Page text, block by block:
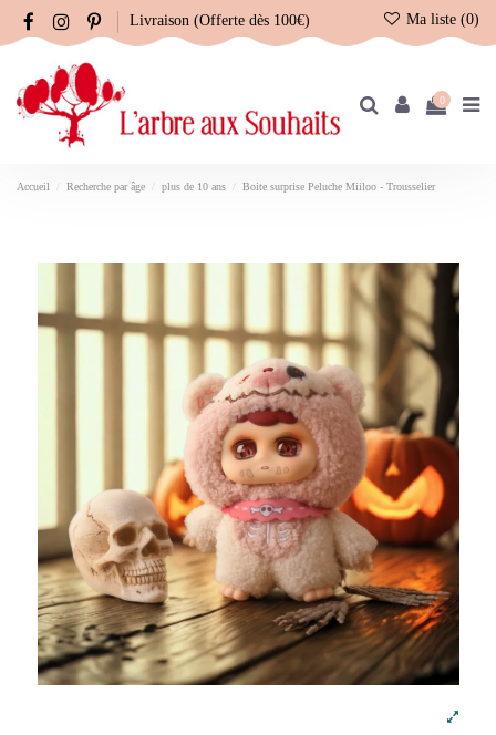
Livraison (Offerte dès 100€) Ma liste (0)
0
Accueil Recherche par âge plus de 10 ans Boite surprise Peluche Miiloo - Trousselier